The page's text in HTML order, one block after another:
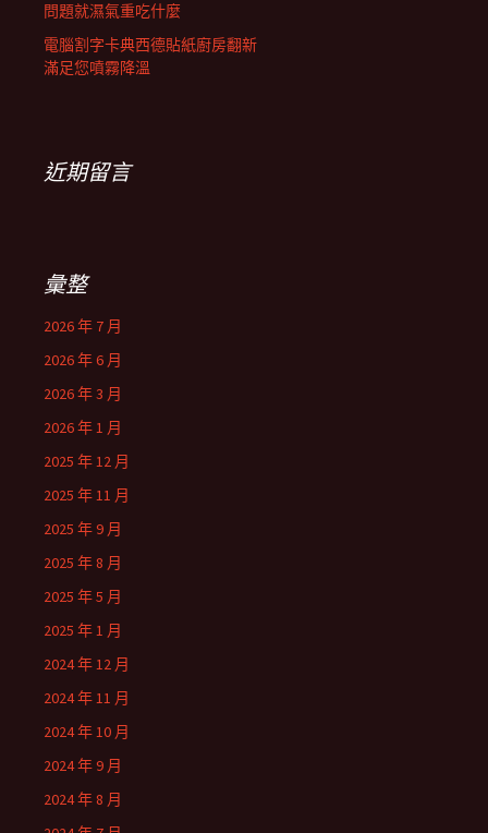
問題就濕氣重吃什麼
電腦割字卡典西德貼紙廚房翻新
滿足您噴霧降溫
近期留言
彙整
2026 年 7 月
2026 年 6 月
2026 年 3 月
2026 年 1 月
2025 年 12 月
2025 年 11 月
2025 年 9 月
2025 年 8 月
2025 年 5 月
2025 年 1 月
2024 年 12 月
2024 年 11 月
2024 年 10 月
2024 年 9 月
2024 年 8 月